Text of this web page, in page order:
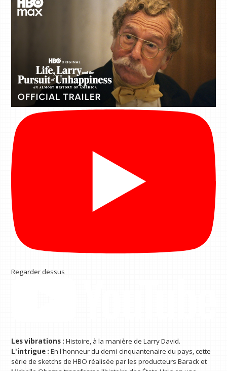
Regarder dessus
Les vibrations : Histoire, à la manière de Larry David.
L'intrigue : En l'honneur du demi-cinquantenaire du pays, cette
série de sketchs de HBO réalisée par les producteurs Barack et